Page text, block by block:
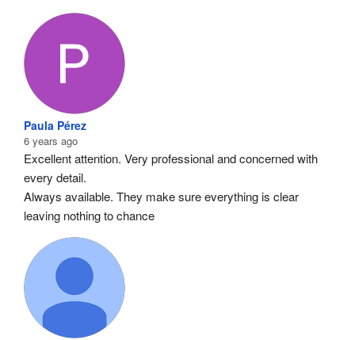
Paula Pérez
6 years ago
Excellent attention. Very professional and concerned with
every detail.
Always available. They make sure everything is clear
leaving nothing to chance